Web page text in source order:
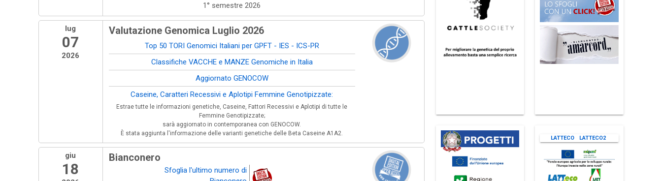
1° semestre 2026
lug
07
2026
Valutazione Genomica Luglio 2026
Top 50 TORI Genomici Italiani per GPFT - IES - ICS-PR
Classifiche VACCHE e MANZE Genomiche in Italia
Aggiornato GENOCOW
Caseine, Caratteri Recessivi e Aplotipi Femmine Genotipizzate:
Estrae tutte le informazioni genetiche, Caseine, Fattori Recessivi e Aplotipi di tutte le
Femmine Genotipizzate;
sarà aggiornato in contemporanea con GENOCOW.
È stata aggiunta l'informazione delle varianti genetiche delle Beta Caseine A1A2.
giu
18
Bianconero
Sfoglia l'ultimo numero di
LATTECO LATTECO2